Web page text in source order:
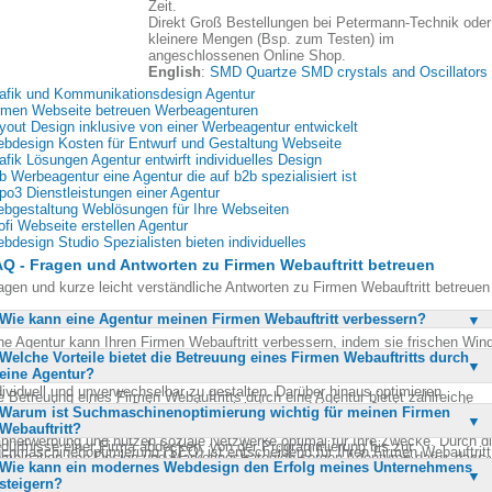
Zeit.
Direkt Groß Bestellungen bei Petermann-Technik oder
kleinere Mengen (Bsp. zum Testen) im
angeschlossenen Online Shop.
English: SMD Quartze SMD crystals and Oscillators
und Kommunikationsdesign Agentur
Webseite betreuen Werbeagenturen
Design inklusive von einer Werbeagentur entwickelt
Kosten für Entwurf und Gestaltung Webseite
Lösungen Agentur entwirft individuelles Design
Werbeagentur eine Agentur die auf b2b spezialisiert ist
Dienstleistungen einer Agentur
Weblösungen für Ihre Webseiten
Webseite erstellen Agentur
Studio Spezialisten bieten individuelles
- Fragen und Antworten zu Firmen Webauftritt betreuen
und kurze leicht verständliche Antworten zu Firmen Webauftritt betreuen
Wie kann eine Agentur meinen Firmen Webauftritt verbessern?
Agentur kann Ihren Firmen Webauftritt verbessern, indem sie frischen
Ihr veraltetes Webdesign bringt und Ihre Webseite von Anfang bis Ende
Sie bieten Designtipps und zusätzliche Features, um Ihre Webseite
und unverwechselbar zu gestalten. Darüber hinaus optimieren
bestehende Seiten und entwickeln neue Werbemaßnahmen, um Ihre
Präsenz zu stärken. Sie kümmern sich um Ihren Onlineshop, gestalten
und nutzen soziale Netzwerke optimal für Ihre Zwecke. Durch
von Design und Marketingstrategien sorgen Agenturen dafür, dass
Webauftritt nicht nur ansprechend, sondern auch umsatzsteigernd ist.
Welche Vorteile bietet die Betreuung eines Firmen Webauftritts durch
eine Agentur?
Betreuung eines Firmen Webauftritts durch eine Agentur bietet zahlreiche
darunter die professionelle Gestaltung und Optimierung Ihrer Webseite.
verfügen über ein breites Leistungsspektrum und können alle
einer Firma abdecken, von der Programmierung bis zur
Sie sparen Zeit und Ressourcen, da Sie sich auf
der Profis verlassen können, die gezielt neue Designs und
Warum ist Suchmaschinenoptimierung wichtig für meinen Firmen
Webauftritt?
(SEO) ist entscheidend für Ihren Firmen
sie die Sichtbarkeit Ihrer Webseite in Suchmaschinen erhöht. Eine gut
Webseite zieht mehr Besucher an, was zu einer höheren Conversion-
Wie kann ein modernes Webdesign den Erfolg meines Unternehmens
steigern?